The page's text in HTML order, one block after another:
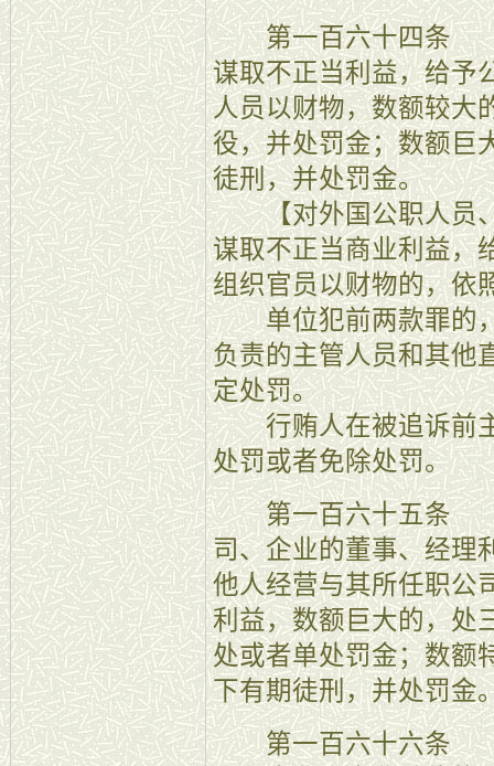
第一百六十四条 【
谋取不正当利益，给予
人员以财物，数额较大
役，并处罚金；数额巨
徒刑，并处罚金。
【对外国公职人员、
谋取不正当商业利益，
组织官员以财物的，依
单位犯前两款罪的，
负责的主管人员和其他
定处罚。
行贿人在被追诉前主
处罚或者免除处罚。
第一百六十五条 【
司、企业的董事、经理
他人经营与其所任职公
利益，数额巨大的，处
处或者单处罚金；数额
下有期徒刑，并处罚金
第一百六十六条 【